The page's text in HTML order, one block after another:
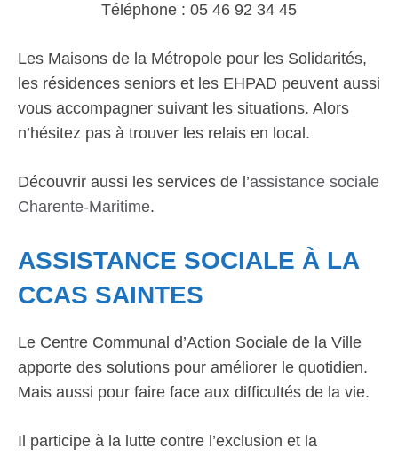
Téléphone : 05 46 92 34 45
Les Maisons de la Métropole pour les Solidarités,
les résidences seniors et les EHPAD peuvent aussi
vous accompagner suivant les situations. Alors
n’hésitez pas à trouver les relais en local.
Découvrir aussi les services de l’assistance sociale
Charente-Maritime.
ASSISTANCE SOCIALE À LA
CCAS SAINTES
Le Centre Communal d’Action Sociale de la Ville
apporte des solutions pour améliorer le quotidien.
Mais aussi pour faire face aux difficultés de la vie.
Il participe à la lutte contre l’exclusion et la